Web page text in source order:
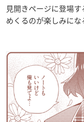
見開きページに登場
めくるのが楽しみにな